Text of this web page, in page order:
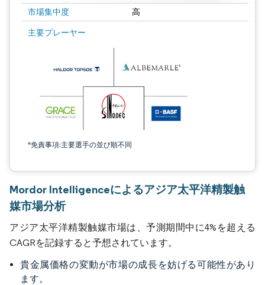
市場集中度 高
主要プレーヤー
*免責事項:主要選手の並び順不同
Mordor Intelligenceによるアジア太平洋精製触
媒市場分析
アジア太平洋精製触媒市場は、予測期間中に4%を超える
CAGRを記録すると予想されています。
貴金属価格の変動が市場の成長を妨げる可能性があり
ます。